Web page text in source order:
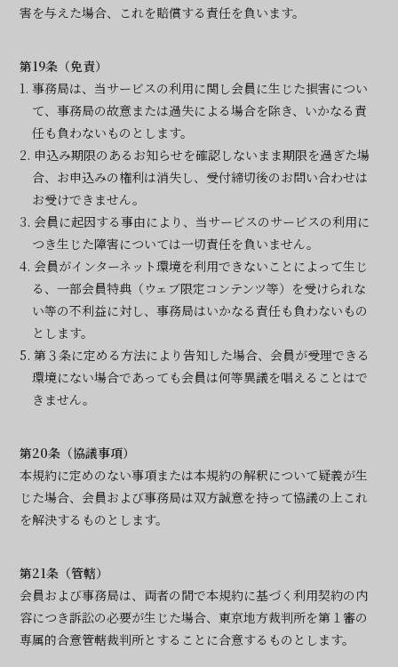
害を与えた場合、これを賠償する責任を負います。
第19条（免責）
1. 事務局は、当サービスの利用に関し会員に生じた損害につい
て、事務局の故意または過失による場合を除き、いかなる責
任も負わないものとします。
2. 申込み期限のあるお知らせを確認しないまま期限を過ぎた場
合、お申込みの権利は消失し、受付締切後のお問い合わせは
お受けできません。
3. 会員に起因する事由により、当サービスのサービスの利用に
つき生じた障害については一切責任を負いません。
4. 会員がインターネット環境を利用できないことによって生じ
る、一部会員特典（ウェブ限定コンテンツ等）を受けられな
い等の不利益に対し、事務局はいかなる責任も負わないもの
とします。
5. 第３条に定める方法により告知した場合、会員が受理できる
環境にない場合であっても会員は何等異議を唱えることはで
きません。
第20条（協議事項）
本規約に定めのない事項または本規約の解釈について疑義が生
じた場合、会員および事務局は双方誠意を持って協議の上これ
を解決するものとします。
第21条（管轄）
会員および事務局は、両者の間で本規約に基づく利用契約の内
容につき訴訟の必要が生じた場合、東京地方裁判所を第１審の
専属的合意管轄裁判所とすることに合意するものとします。